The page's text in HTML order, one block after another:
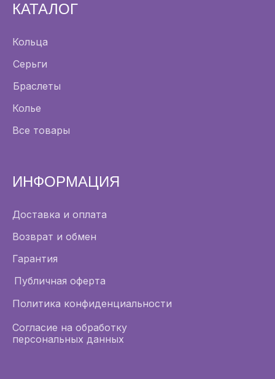
КАТАЛОГ
Кольца
Серьги
Браслеты
Колье
Доставка и оплата
Возврат и обмен
Публичная оферта
Согласие на обработку
персональных данных
Политика конфиденциальности
ИНФОРМАЦИЯ
Гарантия
Все товары